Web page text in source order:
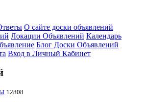
О сайте доски объявлений
Локации Объявлений Календарь
Блог Доски Объявлений
Вход в Личный Кабинет
12808